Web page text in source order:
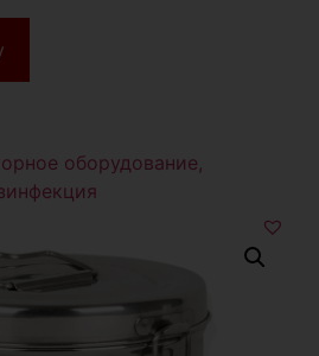
оборудование,